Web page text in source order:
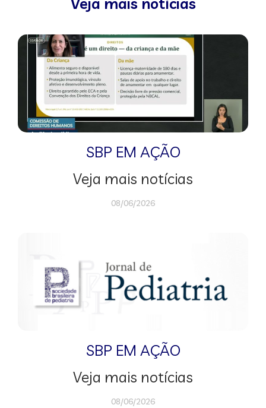
SBP EM AÇÃO
Veja mais notícias
08/06/2026
SBP EM AÇÃO
Veja mais notícias
08/06/2026